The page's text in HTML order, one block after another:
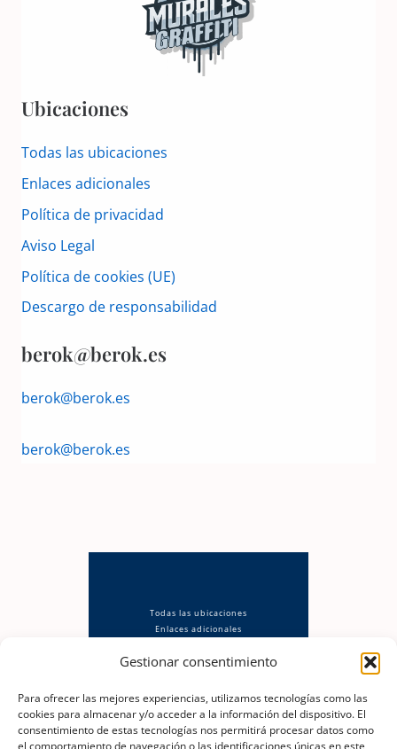
Gestionar consentimiento
Para ofrecer las mejores experiencias, utilizamos tecnologías como las
cookies para almacenar y/o acceder a la información del dispositivo. El
consentimiento de estas tecnologías nos permitirá procesar datos como
el comportamiento de navegación o las identificaciones únicas en este
Ubicaciones
Todas las ubicaciones
Enlaces adicionales
Política de privacidad
Aviso Legal
Política de cookies (UE)
Descargo de responsabilidad
berok@berok.es
berok@berok.es
berok@berok.es
Todas las ubicaciones
Enlaces adicionales
Aviso Legal
Descargo de responsabilidad